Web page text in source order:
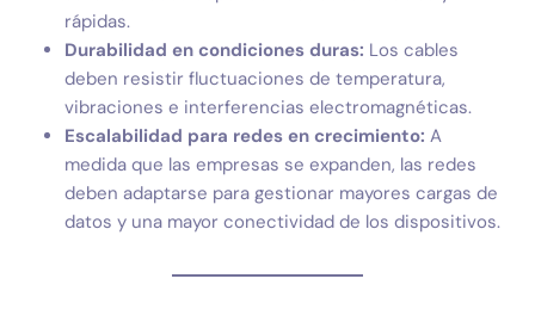
rápidas.
Durabilidad en condiciones duras: Los cables
deben resistir fluctuaciones de temperatura,
vibraciones e interferencias electromagnéticas.
Escalabilidad para redes en crecimiento: A
medida que las empresas se expanden, las redes
deben adaptarse para gestionar mayores cargas de
datos y una mayor conectividad de los dispositivos.